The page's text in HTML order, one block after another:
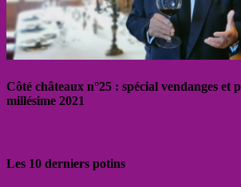
Côté châteaux n°25 : spécial vendanges et
millésime 2021
Les 10 derniers potins